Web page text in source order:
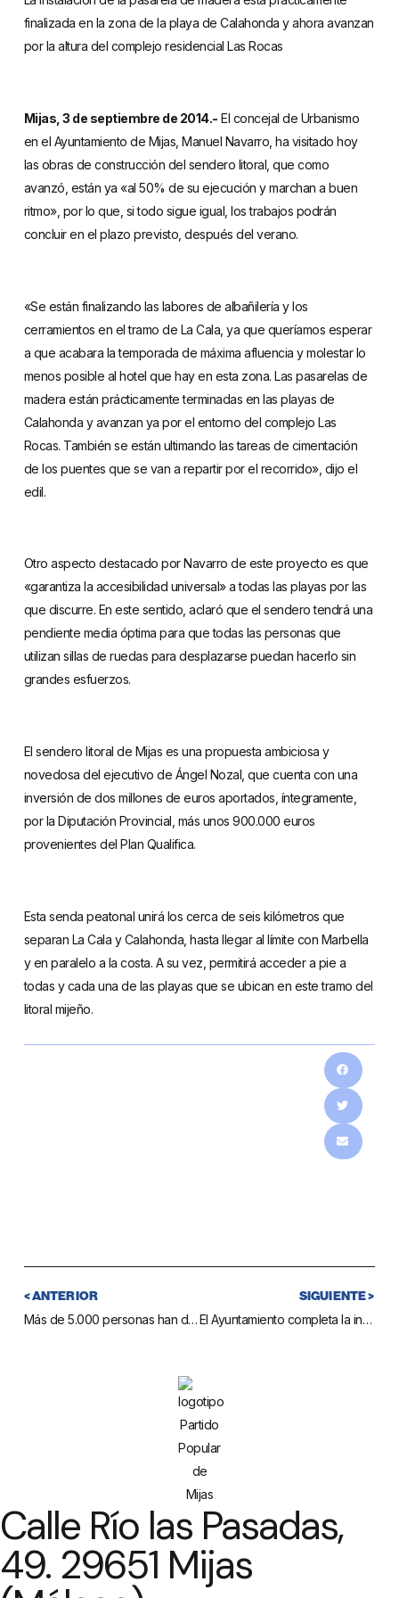
finalizada en la zona de la playa de Calahonda y ahora avanzan
por la altura del complejo residencial Las Rocas
Mijas, 3 de septiembre de 2014.- El concejal de Urbanismo
en el Ayuntamiento de Mijas, Manuel Navarro, ha visitado hoy
las obras de construcción del sendero litoral, que como
avanzó, están ya «al 50% de su ejecución y marchan a buen
ritmo», por lo que, si todo sigue igual, los trabajos podrán
concluir en el plazo previsto, después del verano.
«Se están finalizando las labores de albañilería y los
cerramientos en el tramo de La Cala, ya que queríamos esperar
a que acabara la temporada de máxima afluencia y molestar lo
menos posible al hotel que hay en esta zona. Las pasarelas de
madera están prácticamente terminadas en las playas de
Calahonda y avanzan ya por el entorno del complejo Las
Rocas. También se están ultimando las tareas de cimentación
de los puentes que se van a repartir por el recorrido», dijo el
edil.
Otro aspecto destacado por Navarro de este proyecto es que
«garantiza la accesibilidad universal» a todas las playas por las
que discurre. En este sentido, aclaró que el sendero tendrá una
pendiente media óptima para que todas las personas que
utilizan sillas de ruedas para desplazarse puedan hacerlo sin
grandes esfuerzos.
El sendero litoral de Mijas es una propuesta ambiciosa y
novedosa del ejecutivo de Ángel Nozal, que cuenta con una
inversión de dos millones de euros aportados, íntegramente,
por la Diputación Provincial, más unos 900.000 euros
provenientes del Plan Qualifica.
Esta senda peatonal unirá los cerca de seis kilómetros que
separan La Cala y Calahonda, hasta llegar al límite con Marbella
y en paralelo a la costa. A su vez, permitirá acceder a pie a
todas y cada una de las playas que se ubican en este tramo del
litoral mijeño.
< ANTERIOR
Más de 5.000 personas han disfrutado del Cine de Verano durante la época estival
SIGUIENTE >
El Ayuntamiento completa la instalación de nuevos rótulos de calles en la urbanización El Coto
Calle Río las Pasadas,
49. 29651 Mijas